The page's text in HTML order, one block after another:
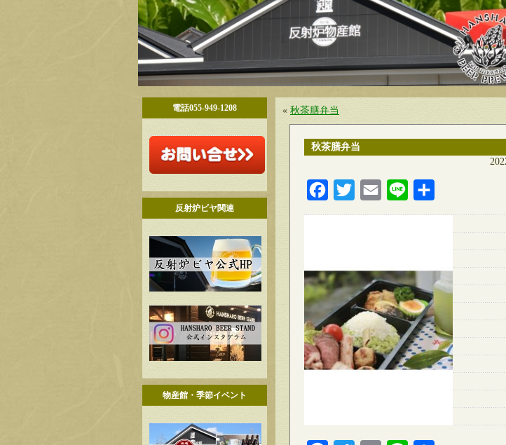
電話055-949-1208
反射炉ビヤ関連
物産館・季節イベント
« 秋茶膳弁当
秋茶膳弁当
FacebookTwitter Email Line